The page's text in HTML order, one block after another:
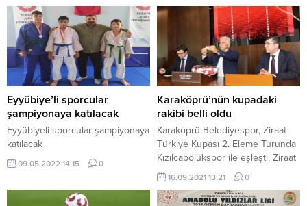
Eyyübiye’li sporcular
şampiyonaya katılacak
Eyyübiyeli sporcular şampiyonaya
katılacak
09.05.2022 14:15 0
Karaköprü’nün kupadaki
rakibi belli oldu
Karaköprü Belediyespor, Ziraat
Türkiye Kupası 2. Eleme Turunda
Kızılcabölükspor ile eşleşti. Ziraat
Türkiye Kupası 2. Eleme Turu
Düşmez nezaretinde yapılan kura
16.09.2021 13:21 0